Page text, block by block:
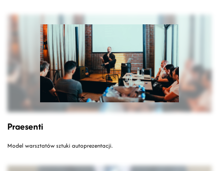
Praesenti
Model warsztatów sztuki autoprezentacji.